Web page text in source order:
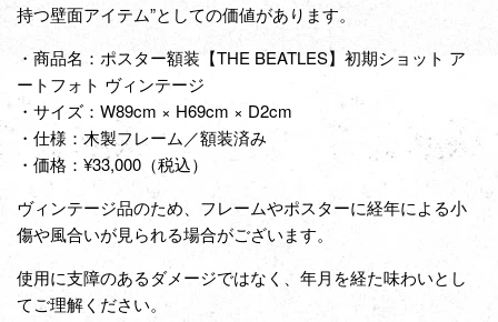
持つ壁面アイテム”としての価値があります。
・商品名：ポスター額装【THE BEATLES】初期ショット ア
ートフォト ヴィンテージ
・サイズ：W89cm × H69cm × D2cm
・仕様：木製フレーム／額装済み
・価格：¥33,000（税込）
ヴィンテージ品のため、フレームやポスターに経年による小
傷や風合いが見られる場合がございます。
使用に支障のあるダメージではなく、年月を経た味わいとし
てご理解ください。